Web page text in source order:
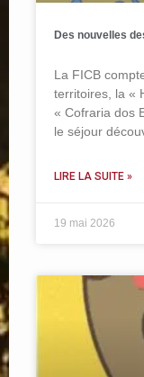
Des nouvelles
La FICB
territoires, la «
« Cofraria dos
le séjour
LIRE LA SUITE »
19 mai 2026